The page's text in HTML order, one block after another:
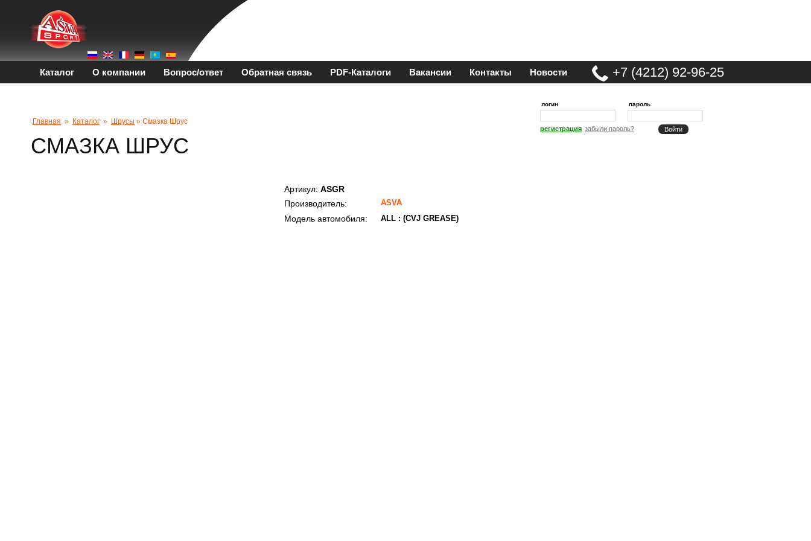
Каталог О компании Вопрос/ответ Обратная связь PDF-Каталоги Вакансии Контакты Новости +7 (4212) 92-96-25
логин пароль
регистрация забыли пароль?
Главная » Каталог » Шрусы » Смазка Шрус
СМАЗКА ШРУС
Артикул: ASGR
Производитель:
ASVA
Модель автомобиля: ALL : (CVJ GREASE)